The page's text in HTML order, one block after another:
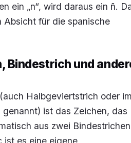
ein „n“, wird daraus ein ñ.
Absicht für die spanische
Bindestrich und
Halbgeviertstrich oder
genannt) ist das Zeichen, das
aus zwei Bindestrichen
ist es eine eigene